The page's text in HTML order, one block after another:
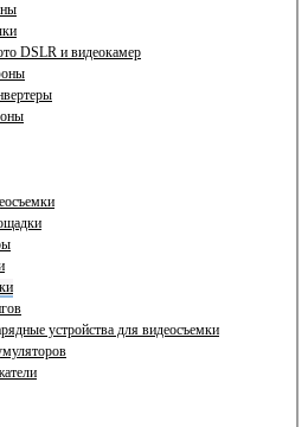
DSLR и видеокамер
устройства для видеосъемки